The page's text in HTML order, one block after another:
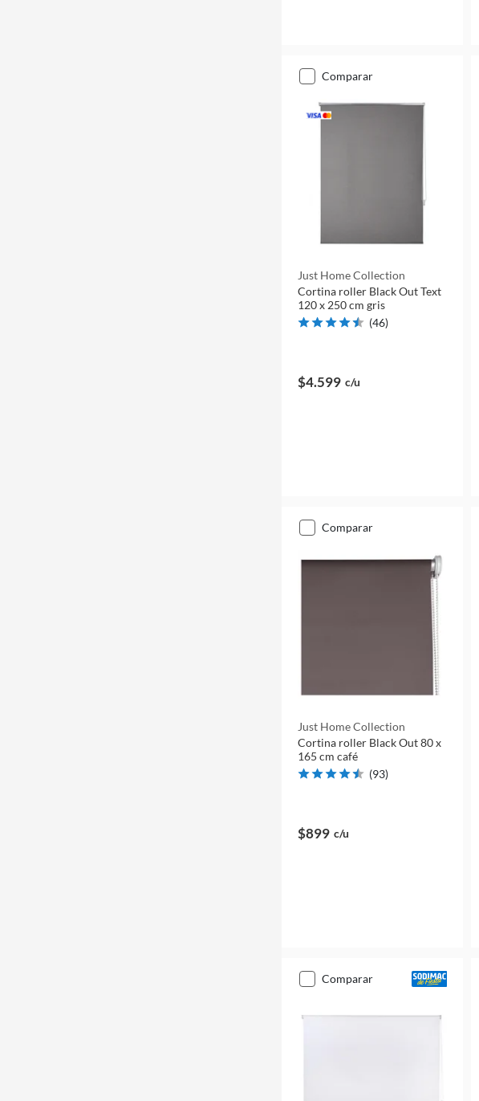
comparar
Just Home Collection
Cortina roller Black Out Text
120 x 250 cm gris
(46)
$4.599 c/u
comparar
Just Home Collection
Cortina roller Black Out 80 x
165 cm café
(93)
$899 c/u
comparar